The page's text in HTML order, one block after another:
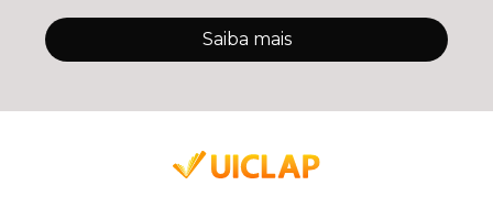
jornada de ref
Saiba mais